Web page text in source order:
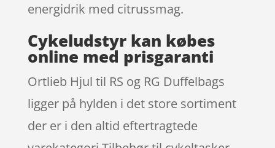
energidrik med citrussmag.
Cykeludstyr kan købes
online med prisgaranti
Ortlieb Hjul til RS og RG Duffelbags
ligger på hylden i det store sortiment
der er i den altid eftertragtede